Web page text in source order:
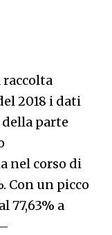
raccolta
2018 i dati
parte
nel corso di
Con un picco
77,63% a